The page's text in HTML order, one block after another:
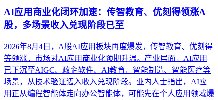
AI应用商业化闭环加速：传智教育、优刻得领涨A
股，多场景收入兑现阶段已至
2026年8月4日，A股AI应用板块再度爆发，传智教育、优刻得
等领涨，市场对AI应用商业化预期升温。产业层面，AI应用
已下沉至AIGC、政企软件、AI教育、智能制造、智能医疗等
场景，从技术验证迈入收入兑现阶段。业内人士指出，AI应
用正从编程智能体走向办公智能体，可能先在个人应用领域爆